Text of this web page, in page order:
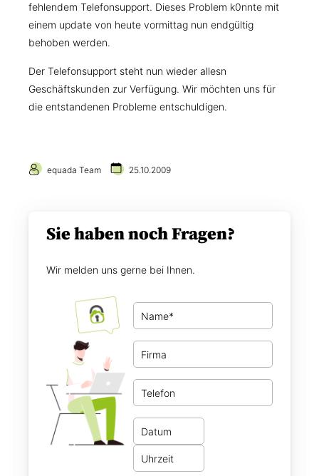
fehlendem Telefonsupport. Dieses Problem k0nnte mit
einem update von heute vormittag nun endgültig
behoben werden.
Der Telefonsupport steht nun wieder allesn
Geschäftskunden zur Verfügung. Wir möchten uns für
die entstandenen Probleme entschuldigen.
equada Team 25.10.2009
Sie haben noch Fragen?
Wir melden uns gerne bei Ihnen.
N
a
m
*
F
i
r
m
a
T
e
f
n
W
a
n
D
t